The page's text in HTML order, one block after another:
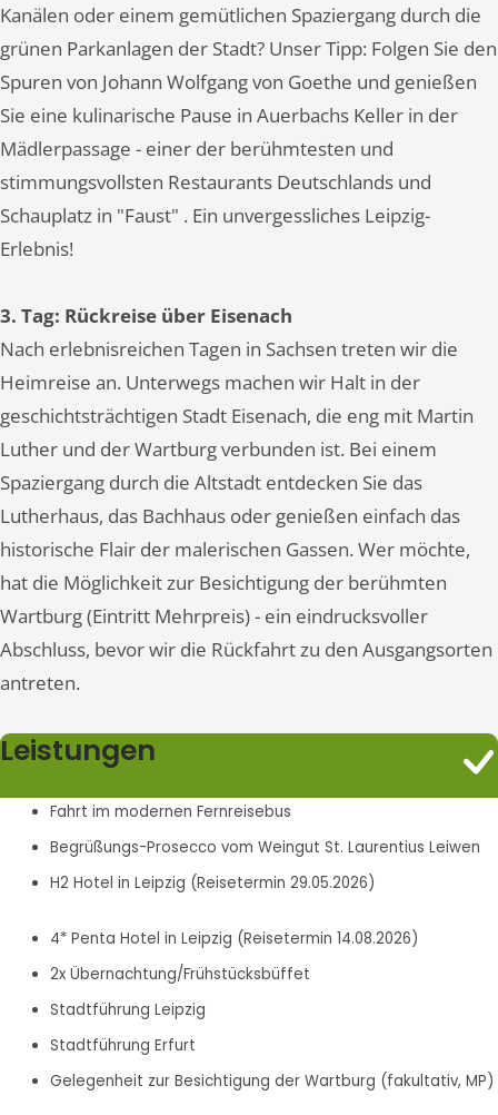
Kanälen oder einem gemütlichen Spaziergang durch die
grünen Parkanlagen der Stadt? Unser Tipp: Folgen Sie den
Spuren von Johann Wolfgang von Goethe und genießen
Sie eine kulinarische Pause in Auerbachs Keller in der
Mädlerpassage - einer der berühmtesten und
stimmungsvollsten Restaurants Deutschlands und
Schauplatz in "Faust" . Ein unvergessliches Leipzig-
Erlebnis!
3. Tag: Rückreise über Eisenach
Nach erlebnisreichen Tagen in Sachsen treten wir die
Heimreise an. Unterwegs machen wir Halt in der
geschichtsträchtigen Stadt Eisenach, die eng mit Martin
Luther und der Wartburg verbunden ist. Bei einem
Spaziergang durch die Altstadt entdecken Sie das
Lutherhaus, das Bachhaus oder genießen einfach das
historische Flair der malerischen Gassen. Wer möchte,
hat die Möglichkeit zur Besichtigung der berühmten
Wartburg (Eintritt Mehrpreis) - ein eindrucksvoller
Abschluss, bevor wir die Rückfahrt zu den Ausgangsorten
antreten.
Leistungen
Fahrt im modernen Fernreisebus
Begrüßungs-Prosecco vom Weingut St. Laurentius Leiwen
H2 Hotel in Leipzig (Reisetermin 29.05.2026)
4* Penta Hotel in Leipzig (Reisetermin 14.08.2026)
2x Übernachtung/Frühstücksbüffet
Stadtführung Leipzig
Stadtführung Erfurt
Gelegenheit zur Besichtigung der Wartburg (fakultativ, MP)